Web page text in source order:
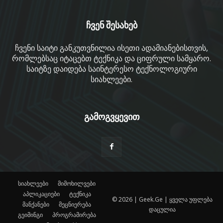
ჩვენ შესახებ
ჩვენი საიტი განკუთვნილია ისეთი ადამიანებისთვის,
რომლებსაც იტაცებთ ტექნიკა და ციფრული სამყარო.
საიტზე დაიდება საინტერესო ტექნოლოგიური
სიახლეები.
გამოგვყევით
სიახლეები
მიმოხილვები
აპლიკაციები
ტექნიკა
მანქანები
მეცნიერება
გეიმინგი
პროგრამირება
© 2026 | Geek.Ge | ყველა უფლება
დაცულია